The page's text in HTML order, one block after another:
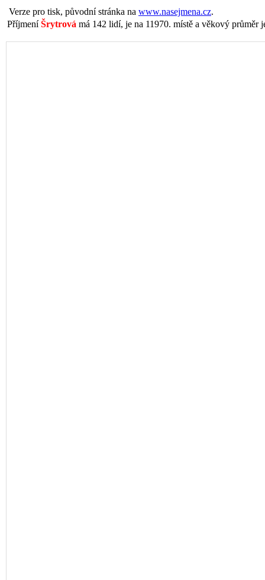
Verze pro tisk, původní stránka na www.nasejmena.cz.
PříjmeníŠrytrová má 142 lidí, je na 11970. místě a věkový průměr